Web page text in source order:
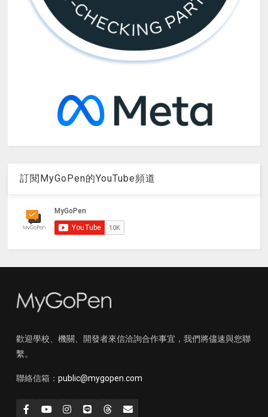
訂閱MyGoPen的YouTube頻道
歡迎學校、機關、開發者來信洽詢合作事宜，我們將儘速與您聯
繫。
聯絡信箱： public@mygopen.com